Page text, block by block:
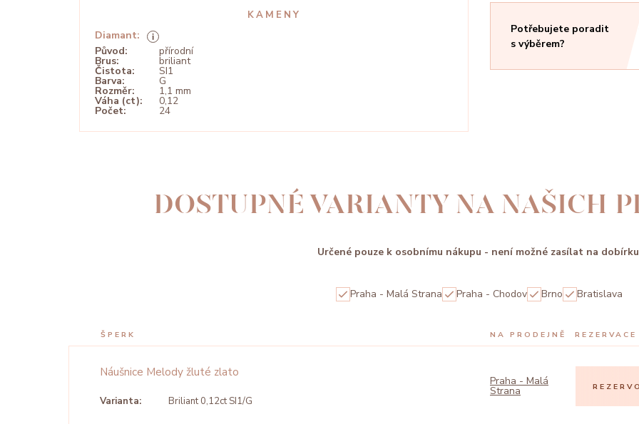
KAMENY
Diamant:
Původ:
přírodní
Brus: briliant
Čistota: SI1
Barva: G
Rozměr: 1,1 mm
Váha (ct): 0,12
Počet: 24
Potřebujete poradit
s výběrem?
DOSTUPNÉ VARIANTY NA NAŠICH
Určené pouze k osobnímu nákupu - není možné zasílat na
Praha - Malá Strana Praha - Chodov Brno Bratislava
ŠPERK NA PRODEJNĚ REZERVACE
Náušnice Melody žluté zlato
Varianta: Briliant 0,12ct SI1/G
Praha - Malá
Strana